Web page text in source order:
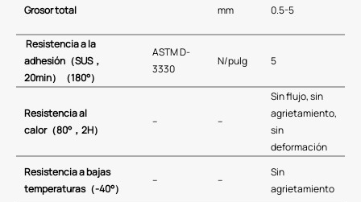
Grosor total mm 0.5-5
Resistencia a la
adhesión （SUS，
20min）（180°）
ASTM D-
3330
N/pulg 5
Resistencia al
calor（80°，2H）
– –
Sin flujo, sin
agrietamiento,
sin
deformación
Resistencia a bajas
temperaturas（-40°）
– –
Sin
agrietamiento